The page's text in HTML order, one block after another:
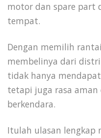
motor dan spare part
tempat.
Dengan memilih
membelinya dari
tidak hanya
tetapi juga rasa
berkendara.
Itulah ulasan lengkap